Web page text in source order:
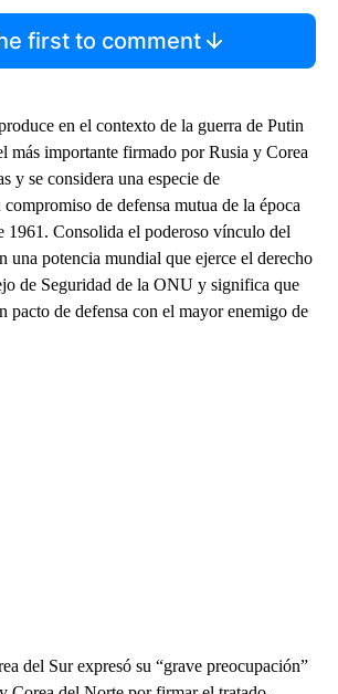
first to comment
en el contexto de la guerra de Putin
más importante firmado por Rusia y Corea
y se considera una especie de
de defensa mutua de la época
1961. Consolida el poderoso vínculo del
una potencia mundial que ejerce el derecho
de Seguridad de la ONU y significa que
pacto de defensa con el mayor enemigo de
del Sur expresó su “grave preocupación”